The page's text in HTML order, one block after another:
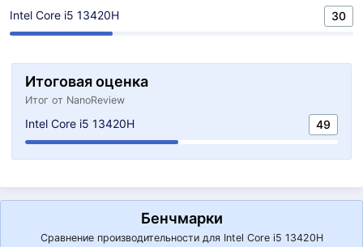
Intel Core i5 13420H 30
Итоговая оценка
Итог от NanoReview
Intel Core i5 13420H 49
Бенчмарки
Сравнение производительности для Intel Core i5 13420H